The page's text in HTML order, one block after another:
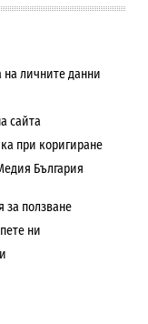
личните данни
сайта
при коригиране
България
за ползване
ни